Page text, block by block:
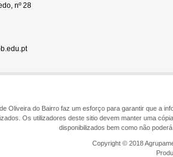
nº 28
Oliveira do Bairro faz um esforço para garantir que a
Os utilizadores deste sitio devem manter uma
disponibilizados bem como não
Copyright © 2018